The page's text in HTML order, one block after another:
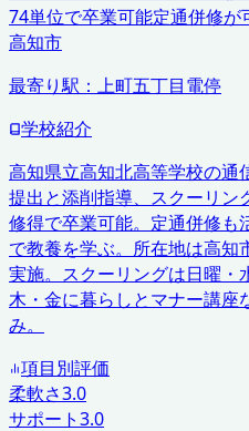
74単位で卒業可能定通併修が
高知市
最寄り駅： 上町五丁目電停
学校紹介
高知県立高知北高等学校の通
提出と添削指導、スクーリン
修得で卒業可能。定通併修も
で教養を学ぶ。所在地は高知
実施。スクーリングは日曜・
木・金に暮らしとマナー講座
み。
項目別評価
柔軟さ3.0
サポート3.0